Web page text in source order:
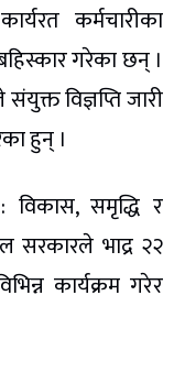
कर्मचारीका
गरेका छन् ।
विज्ञप्ति जारी
हुन् ।
विकास, समृद्धि र
सरकारले भाद्र २२
कार्यक्रम गरेर